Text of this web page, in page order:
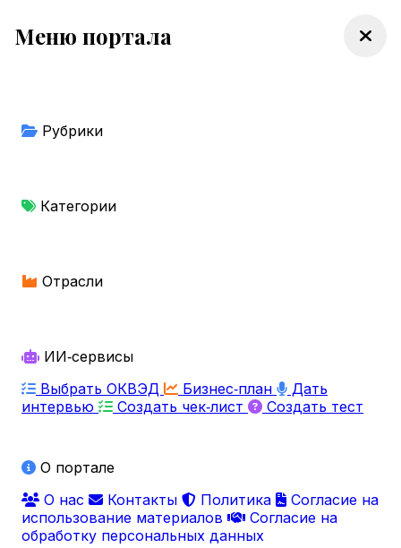
Меню портала
Рубрики
Категории
Отрасли
ИИ‑сервисы
Выбрать ОКВЭД
Бизнес‑план
Дать
интервью
Создать чек‑лист Создать тест
О портале
О нас
Контакты Политика
Согласие на
использование материалов
Согласие на
обработку персональных данных